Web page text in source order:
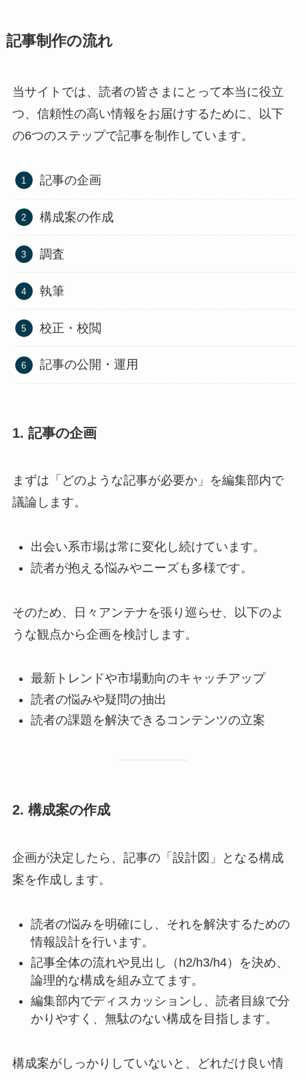
記事制作の流れ
当サイトでは、読者の皆さまにとって本当に役立
つ、信頼性の高い情報をお届けするために、以下
の6つのステップで記事を制作しています。
記事の企画
構成案の作成
調査
執筆
校正・校閲
記事の公開・運用
1. 記事の企画
まずは「どのような記事が必要か」を編集部内で
議論します。
出会い系市場は常に変化し続けています。
読者が抱える悩みやニーズも多様です。
そのため、日々アンテナを張り巡らせ、以下のよ
うな観点から企画を検討します。
最新トレンドや市場動向のキャッチアップ
読者の悩みや疑問の抽出
読者の課題を解決できるコンテンツの立案
2. 構成案の作成
企画が決定したら、記事の「設計図」となる構成
案を作成します。
読者の悩みを明確にし、それを解決するための
情報設計を行います。
記事全体の流れや見出し（h2/h3/h4）を決め、
論理的な構成を組み立てます。
編集部内でディスカッションし、読者目線で分
かりやすく、無駄のない構成を目指します。
構成案がしっかりしていないと、どれだけ良い情